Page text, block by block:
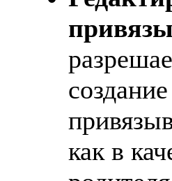
как в